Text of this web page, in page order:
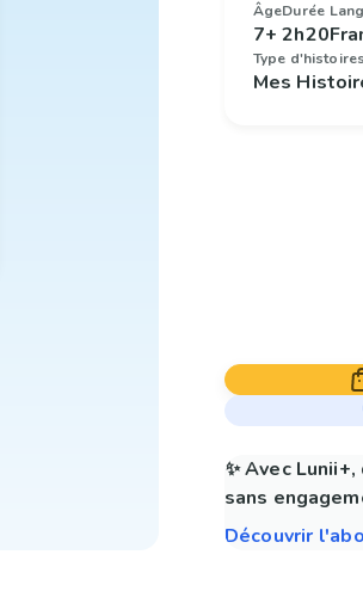
Âge
7+
Durée
2h20
Type d'histoires
Mes
✨ Avec
sans
Découvrir